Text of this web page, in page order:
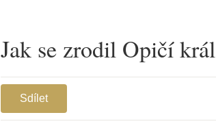
Jak se zrodil Opičí král
Sdílet